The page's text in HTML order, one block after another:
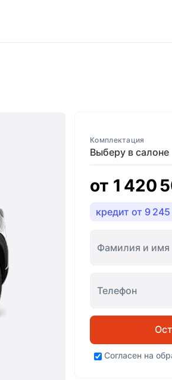
Выберу в салоне
Комплектация
от 1 420
кредит от 9
Согласен на